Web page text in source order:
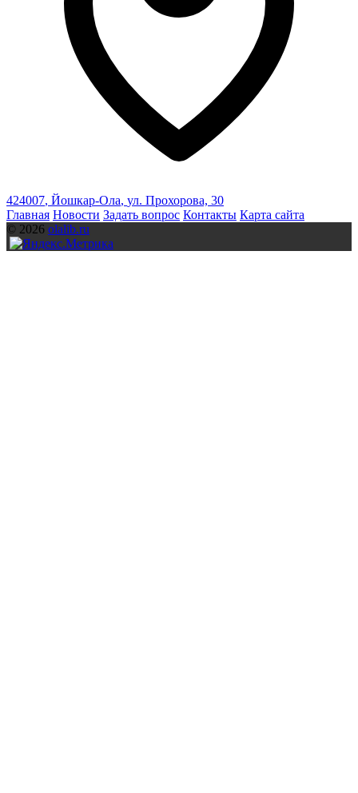
424007, Йошкар-Ола, ул. Прохорова, 30
Главная Новости Задать вопрос Контакты Карта сайта
© 2026 olalib.ru